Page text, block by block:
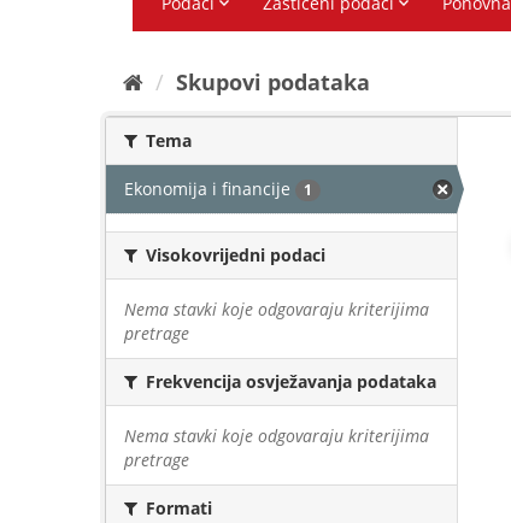
Skupovi podаtаkа
Tema
Ekonomija i financije 1
Visokovrijedni podaci
Nema stavki koje odgovaraju kriterijima
pretrage
Frekvencija osvježavanja podataka
Nema stavki koje odgovaraju kriterijima
pretrage
Formati